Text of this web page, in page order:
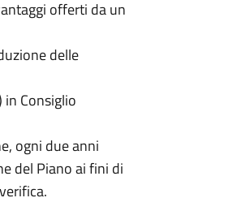
offerti da un
delle
in Consiglio
ogni due anni
del Piano ai fini di